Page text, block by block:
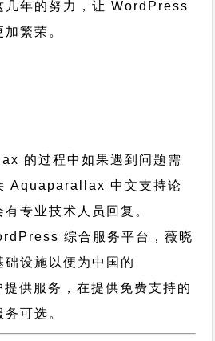
几年的努力，让 WordPress
繁荣。
的过程中如果遇到问题需
Aquaparallax 中文支持论
专业技术人员回复。
综合服务平台，薇晓
设施以便为中国的
供服务，在提供免费支持的
可选。